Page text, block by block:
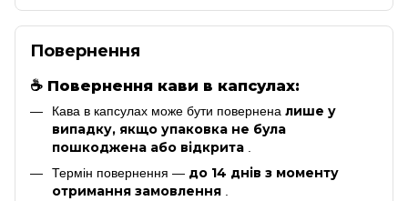
Повернення
☕ Повернення кави в капсулах:
Кава в капсулах може бути повернена лише у
випадку, якщо упаковка не була
пошкоджена або відкрита
Термін повернення — до 14 днів з моменту
отримання замовлення .